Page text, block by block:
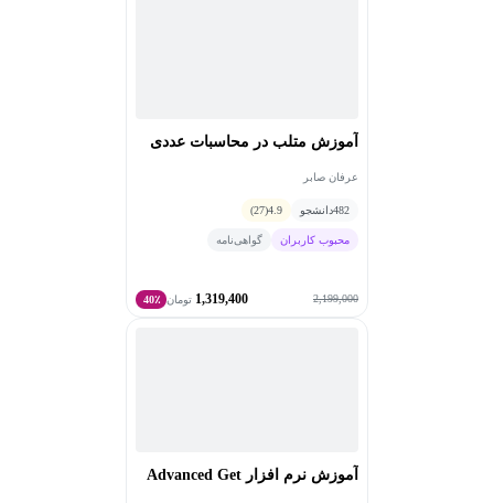
آموزش متلب در محاسبات عددی
عرفان صابر
482دانشجو 4.9
(27)
محبوب کاربران گواهی‌نامه
2,199,000
1,319,400 تومان 40٪
آموزش نرم افزار Advanced Get